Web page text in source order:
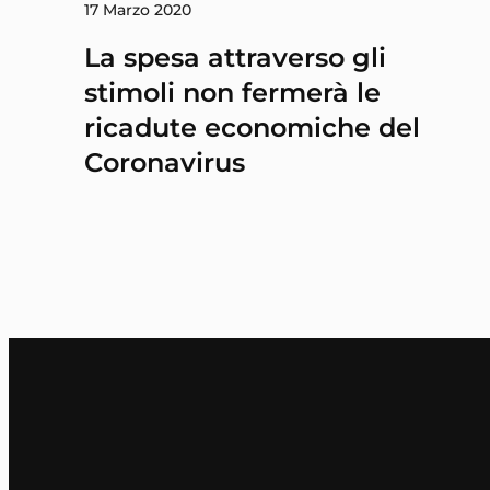
17 Marzo 2020
La spesa attraverso gli
stimoli non fermerà le
ricadute economiche del
Coronavirus